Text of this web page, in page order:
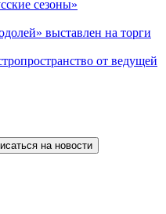
выставлен на торги
от ведущей